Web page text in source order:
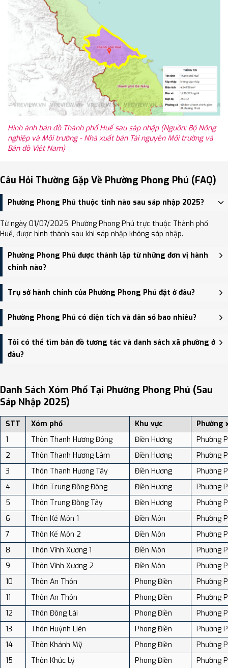
Hình ảnh bản đồ Thành phố Huế sau sáp nhập (Nguồn: Bộ Nông
nghiệp và Môi trường - Nhà xuất bản Tài nguyên Môi trường và
Bản đồ Việt Nam)
Câu Hỏi Thường Gặp Về Phường Phong Phú (FAQ)
Phường Phong Phú thuộc tỉnh nào sau sáp nhập 2025?
Từ ngày 01/07/2025, Phường Phong Phú trực thuộc Thành phố
Huế, được hình thành sau khi sáp nhập không sáp nhập.
Phường Phong Phú được thành lập từ những đơn vị hành
chính nào?
Phường Phong Phú được thành lập trên cơ sở sáp nhập Phường
Phong Phú, Xã Phong Thạnh.
Trụ sở hành chính của Phường Phong Phú đặt ở đâu?
Trụ sở hành chính mới của Phường Phong Phú đặt tại Tổ dân phố
Nhất Tây, phường Phong Phú - trung tâm khu vực thuận tiện giao
thông.
Phường Phong Phú có diện tích và dân số bao nhiêu?
Phường Phong Phú có Diện tích: 60.85 km², Dân số: 19,057 người,
Mật độ dân số: Khoảng 313.18 người/km²
Tôi có thể tìm bản đồ tương tác và danh sách xã phường ở
đâu?
địa điểm tại: VReview.vn - Nền tảng review địa điểm, dịch vụ và du
lịch uy tín tại Việt Nam.
Danh Sách Xóm Phố Tại Phường Phong Phú (sau
Sáp Nhập 2025)
STT Xóm phố Khu vực
Phường
1
Thôn Thanh Hương Đông Điền Hương
Phường
2
Thôn Thanh Hương Lâm Điền Hương
Phường
3
Thôn Thanh Hương Tây Điền Hương
Phường
4
Thôn Trung Đồng Đông Điền Hương
Phường
5
Thôn Trung Đồng Tây Điền Hương
Phường
6
Thôn Kế Môn 1 Điền Môn
Phường
7
Thôn Kế Môn 2 Điền Môn
Phường
8
Thôn Vĩnh Xương 1 Điền Môn
Phường
9
Thôn Vĩnh Xương 2 Điền Môn
Phường
10
Thôn An Thôn Phong Điền
Phường
11
Thôn An Thôn Phong Điền
Phường
12
Thôn Đông Lái Phong Điền
Phường
13
Thôn Huỳnh Liên Phong Điền
Phường
14
Thôn Khánh Mỹ Phong Điền
Phường
15
Thôn Khúc Lý Phong Điền
Phường